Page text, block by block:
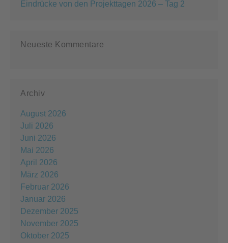
Eindrücke von den Projekttagen 2026 – Tag 2
Neueste Kommentare
Archiv
August 2026
Juli 2026
Juni 2026
Mai 2026
April 2026
März 2026
Februar 2026
Januar 2026
Dezember 2025
November 2025
Oktober 2025